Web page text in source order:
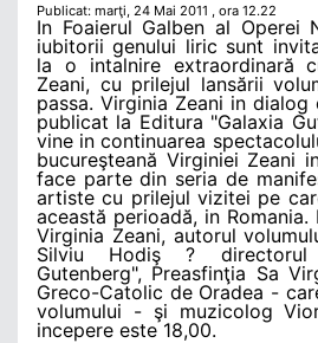
Publicat: marţi, 24 Mai 2011 , ora 12.22
In Foaierul Galben al Operei
iubitorii genului liric sunt
la o intalnire extraordinară
Zeani, cu prilejul lansării
passa. Virginia Zeani in dialog
publicat la Editura "Galaxia
vine in continuarea
bucureşteană Virginiei Zeani
face parte din seria de
artiste cu prilejul vizitei pe
această perioadă, in
Virginia Zeani, autorul
Silviu Hodiş ? directorul
Gutenberg", Preasfinţia Sa
Greco-Catolic de Oradea -
volumului - şi muzicolog
incepere este 18,00.